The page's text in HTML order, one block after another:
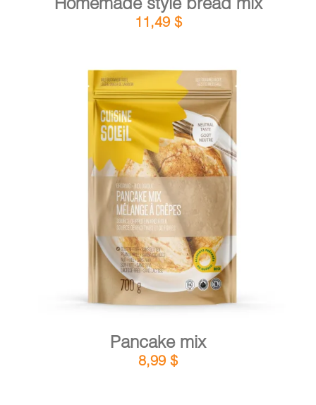
11,49 $
ADD TO CART
Pancake mix
8,99 $